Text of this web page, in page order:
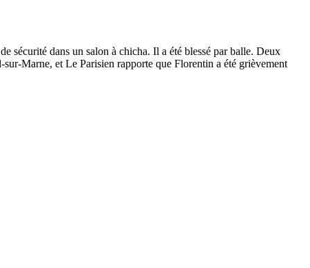
sécurité dans un salon à chicha. Il a été blessé par balle. Deux
Marne, et Le Parisien rapporte que Florentin a été grièvement